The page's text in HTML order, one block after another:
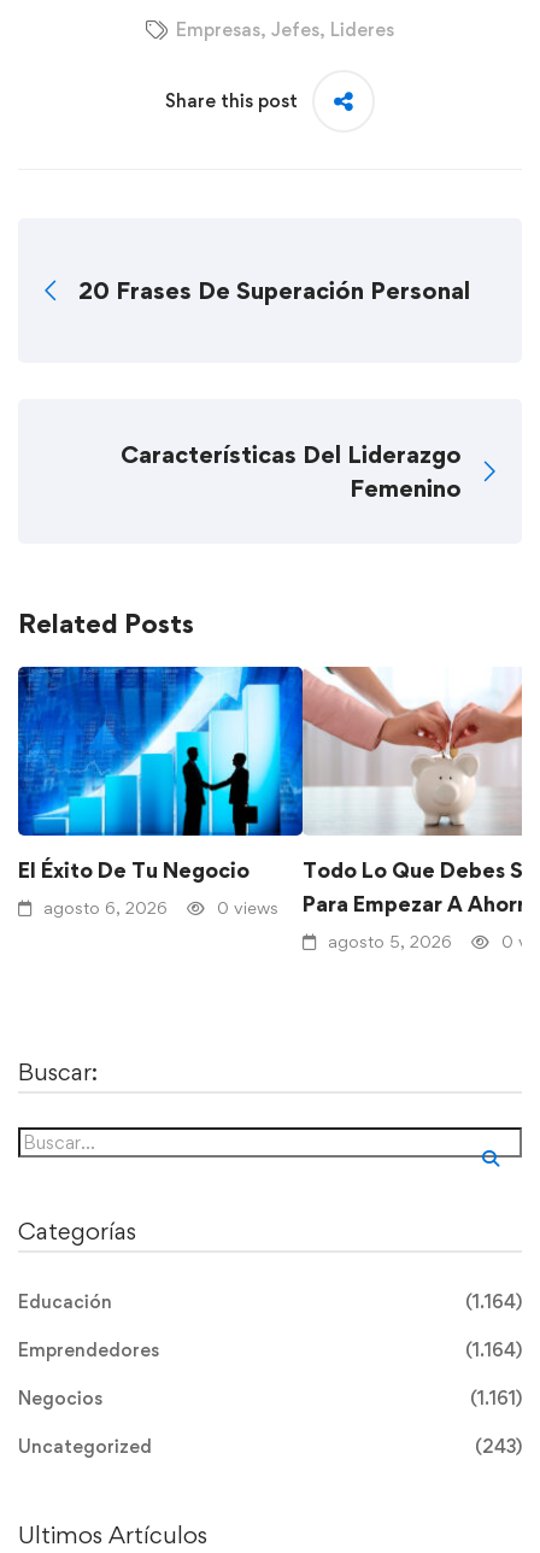
Empresas, Jefes, Lideres
Share this post
20 Frases De Superación Personal
Características Del Liderazgo
Femenino
Related Posts
El Éxito De Tu Negocio
agosto 6, 2026 0 views
Todo Lo Que Debes
Para Empezar A
agosto 5, 2026 0
Buscar:
Categorías
Educación (1.164)
Emprendedores (1.164)
Negocios (1.161)
Uncategorized (243)
Ultimos Artículos